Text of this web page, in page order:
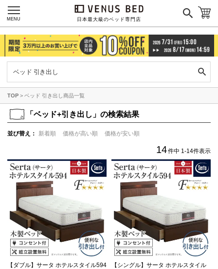
日本最大級のベッド専門店
MENU
TOP ベッド 引き出し商品一覧
「 ベッド+引き出し」の検索結果
並び替え 新着順 価格が高い順 価格が安い順
14件中 1 -14件表示
【ダブル】 サータ ホテルスタイル594
【シングル】 サータ ホテルスタイル